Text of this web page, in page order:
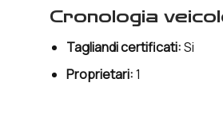
cronologia
Tagliandi certificati:Si
Proprietari:1